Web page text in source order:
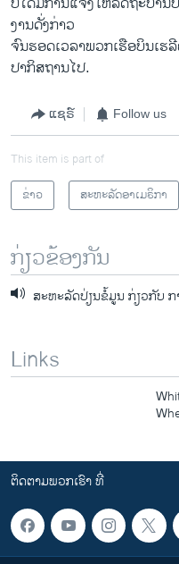
ງານດັ່ງກ່າວ
ຈົນ​ຮອດ​ເວລາ​ພວກ​ເຮືອບິນ​ເຮ​
ປາກິສຖານໄປ.
ແຊຣ໌ Follow us
This item is part of
ຂ່າວ
ສະຫະລັດອາເມຣິກາ
ກ່ຽວຂ້ອງກັນ
ສະຫະລັດປ່ຽນຂໍ້ມູນ ກ່ຽວກັບ
Links
ຕິດຕາມພວກເຮົາ ທີ່